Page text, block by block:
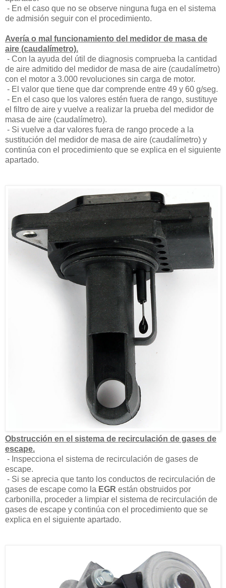
- En el caso que no se observe ninguna fuga en el sistema
de admisión seguir con el procedimiento.
Avería o mal funcionamiento del medidor de masa de
aire (caudalímetro).
- Con la ayuda del útil de diagnosis comprueba la cantidad
de aire admitido del medidor de masa de aire (caudalímetro)
con el motor a 3.000 revoluciones sin carga de motor.
- El valor que tiene que dar comprende entre 49 y 60 g/seg.
- En el caso que los valores estén fuera de rango, sustituye
el filtro de aire y vuelve a realizar la prueba del medidor de
masa de aire (caudalímetro).
- Si vuelve a dar valores fuera de rango procede a la
sustitución del medidor de masa de aire (caudalímetro) y
continúa con el procedimiento que se explica en el siguiente
apartado.
Obstrucción en el sistema de recirculación de gases de
escape.
- Inspecciona el sistema de recirculación de gases de
escape.
- Si se aprecia que tanto los conductos de recirculación de
gases de escape como la EGR están obstruidos por
carbonilla, proceder a limpiar el sistema de recirculación de
gases de escape y continúa con el procedimiento que se
explica en el siguiente apartado.